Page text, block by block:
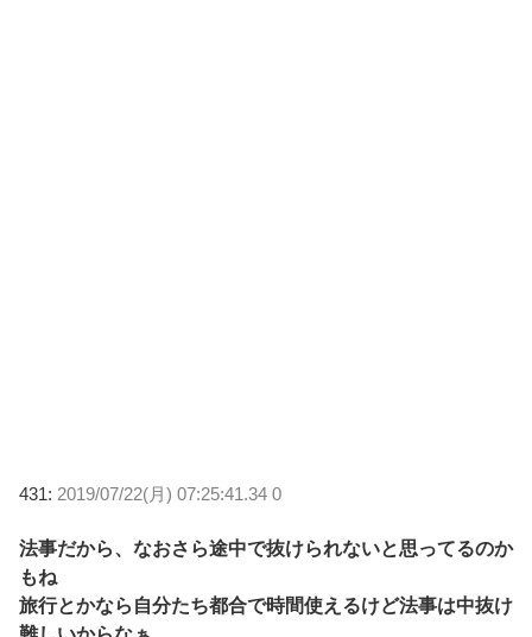
431: 2019/07/22(月) 07:25:41.34 0
法事だから、なおさら途中で抜けられないと思ってるのか
もね
旅行とかなら自分たち都合で時間使えるけど法事は中抜け